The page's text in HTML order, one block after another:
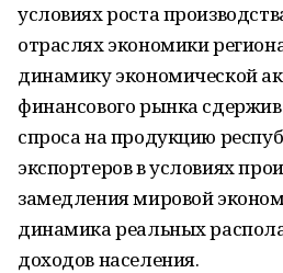
условиях роста
отраслях экономики
динамику экономической
финансового рынка
спроса на продукцию
экспортеров в условиях
замедления мировой
динамика реальных
доходов населения.